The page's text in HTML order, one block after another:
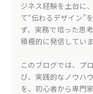
ジネス経験を土台に
て“伝わるデザイン”
ず、実務で培った思
積極的に発信していま
このブログでは、プ
び、実践的なノウハ
を、初心者から専門